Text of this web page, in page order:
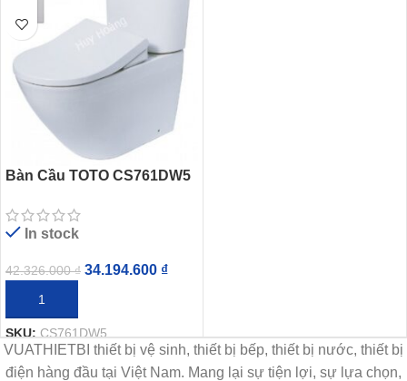
Bàn Cầu TOTO CS761DW5
In stock
42.326.000₫ 34.194.600 ₫
THÊM VÀO GIỎ HÀNG
SKU:CS761DW5
VUATHIETBI thiết bị vệ sinh, thiết bị bếp, thiết bị nước, thiết bị
điện hàng đầu tại Việt Nam. Mang lại sự tiện lợi, sự lựa chọn,